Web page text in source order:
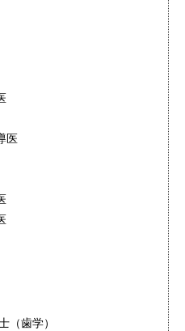
医
（歯学）